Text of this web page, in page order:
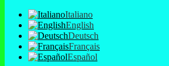
Italiano
English
Deutsch
Français
Español